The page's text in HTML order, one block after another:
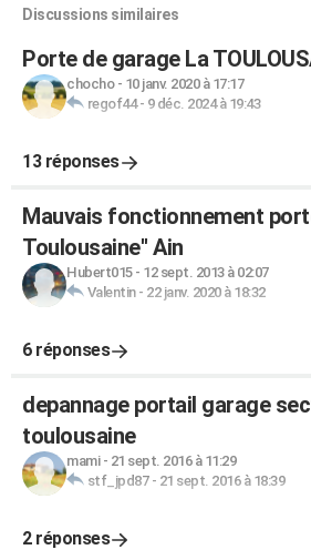
Discussions similaires
Porte de garage La
chocho- 10 janv. 2020 à 17:17
regof44- 9 déc. 2024 à 19:43
13 réponses
Mauvais fonctionnement
Toulousaine'' Ain
Hubert015- 12 sept. 2013 à 02:07
Valentin- 22 janv. 2020 à 18:32
6 réponses
depannage portail garage
toulousaine
mami- 21 sept. 2016 à 11:29
stf_jpd87- 21 sept. 2016 à 18:39
2 réponses